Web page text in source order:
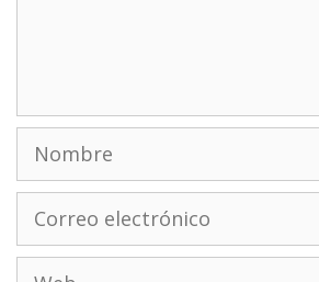
Nombre
electrónico